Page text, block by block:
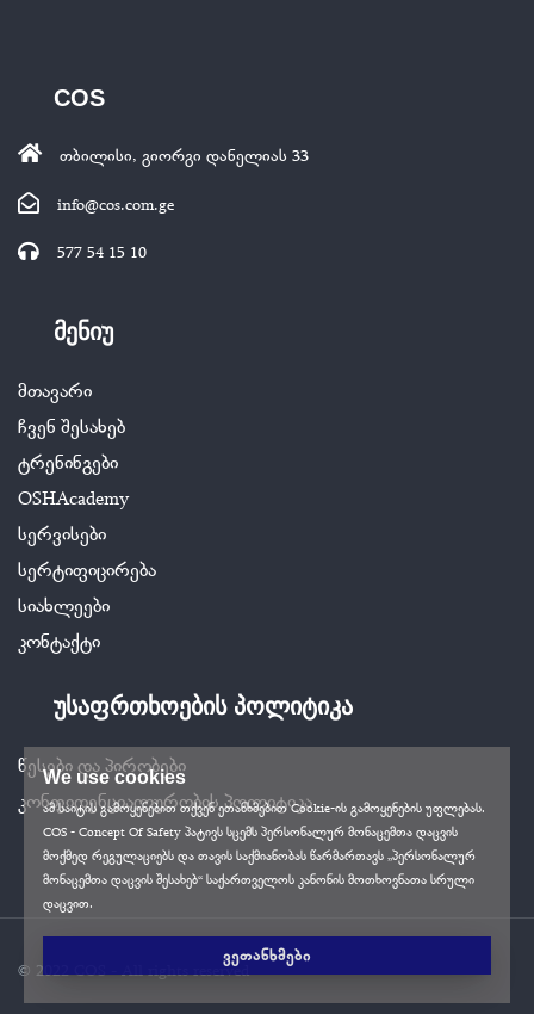
COS
თბილისი, გიორგი დანელიას 33
info@cos.com.ge
577 54 15 10
მენიუ
მთავარი
ჩვენ შესახებ
ტრენინგები
OSHAcademy
სერვისები
სერტიფიცირება
სიახლეები
კონტაქტი
უსაფრთხოების პოლიტიკა
წესები და პირობები
კონფიდენციალურობის პოლიტიკა
© 2022 COS - All rights reserved
We use cookies
ამ საიტის გამოყენებით თქვენ ეთანხმებით Cookie-ის გამოყენების უფლებას.
COS - Concept Of Safety პატივს სცემს პერსონალურ მონაცემთა დაცვის
მოქმედ რეგულაციებს და თავის საქმიანობას წარმართავს „პერსონალურ
მონაცემთა დაცვის შესახებ“ საქართველოს კანონის მოთხოვნათა სრული
დაცვით.
ᲕᲔᲗᲐᲜᲮᲛᲔᲑᲘ